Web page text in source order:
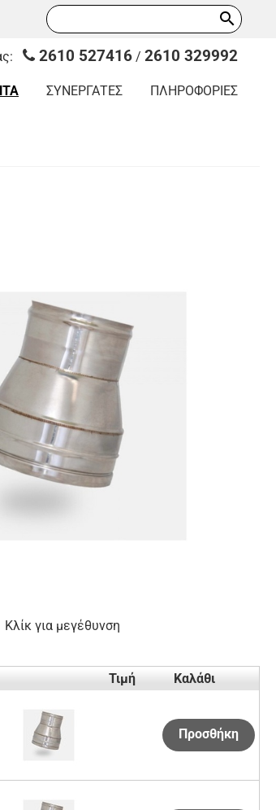
search
2610 527416 / 2610 329992
ΣΥΝΕΡΓΑΤΕΣ ΠΛΗΡΟΦΟΡΙΕΣ
Κλίκ για μεγέθυνση
Τιμή Καλάθι
Προσθήκη